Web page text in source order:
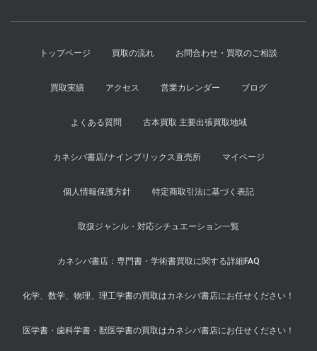
トップページ 買取の流れ お問合わせ・買取のご相談
買取実績 アクセス 営業カレンダー ブログ
よくある質問 古本買取 主要出張買取地域
カネシバ書店/ナインブリックス直売所 マイページ
個人情報保護方針 特定商取引法に基づく表記
取扱ジャンル・対応シチュエーション一覧
カネシバ書店：専門書・学術書買取に関する詳細FAQ
化学、数学、物理、理工学書の買取はカネシバ書店にお任せください！
医学書・歯科学書・獣医学書の買取はカネシバ書店にお任せください！